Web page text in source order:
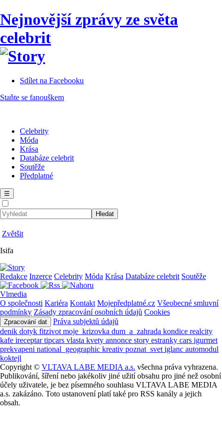
Nejnovější zprávy ze světa
celebrit
Sdílet na Facebooku
Staňte se fanouškem
Celebrity
Móda
Krása
Databáze celebrit
Soutěže
Předplatné
☰
Zvětšit
Isifa
Redakce Inzerce Celebrity Móda Krása Databáze celebrit Soutěže
Vlmedia
O společnosti Kariéra Kontakt Mojepředplatné.cz Všeobecné smluvní
podmínky Zásady zpracování osobních údajů Cookies
Zpracování dat
Práva subjektů údajů
denik dotyk fitzivot moje_krizovka dum_a_zahrada kondice realcity
kafe ireceptartipcars vlasta kvety annonce story estranky cars igurmet
prekvapeni national_geographic kreativ poznat_svet iglanc automodul
koktejl
Copyright © VLTAVA LABE MEDIA a.s. všechna práva vyhrazena.
Publikování, šíření nebo jakékoliv jiné užití obsahu pro jiné než osobní
účely uživatele, je bez písemného souhlasu VLTAVA LABE MEDIA
a.s. zakázáno. Toto ustanovení platí také pro RSS kanály a jejich
obsah.